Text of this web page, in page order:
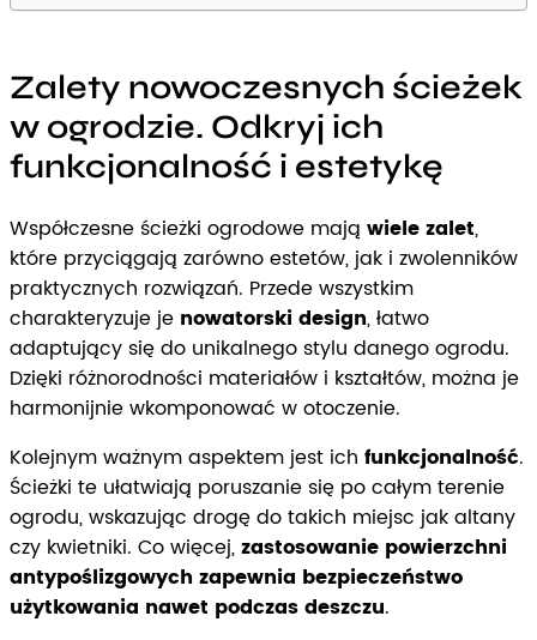
Zalety nowoczesnych ścieżek
w ogrodzie. Odkryj ich
funkcjonalność i estetykę
Współczesne ścieżki ogrodowe mają wiele zalet,
które przyciągają zarówno estetów, jak i zwolenników
praktycznych rozwiązań. Przede wszystkim
charakteryzuje je nowatorski design, łatwo
adaptujący się do unikalnego stylu danego ogrodu.
Dzięki różnorodności materiałów i kształtów, można je
harmonijnie wkomponować w otoczenie.
Kolejnym ważnym aspektem jest ich funkcjonalność.
Ścieżki te ułatwiają poruszanie się po całym terenie
ogrodu, wskazując drogę do takich miejsc jak altany
czy kwietniki. Co więcej,zastosowanie powierzchni
antypoślizgowych zapewnia bezpieczeństwo
użytkowania nawet podczas deszczu.